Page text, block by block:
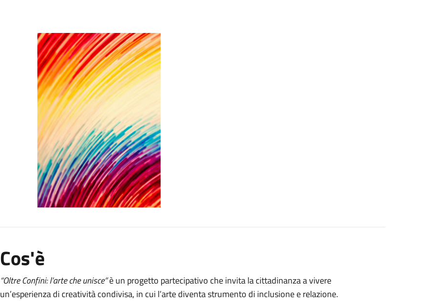
Cos'è
“Oltre Confini: l’arte che unisce”è un progetto partecipativo che invita la cittadinanza a vivere
un’esperienza di creatività condivisa, in cui l’arte diventa strumento di inclusione e relazione.